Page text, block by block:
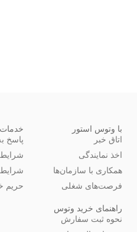
با وتوس استور
اتاق خبر
اخذ نمایندگی
همکاری با سازمان‌ها
فرصت‌های شغلی
پاسخ
حریم
راهنمای خرید وتوس
نحوه ثبت سفارش